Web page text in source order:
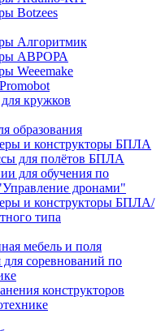
Botzees
Алгоритмик
АВРОРА
Weeemake
кружков
образования
и конструкторы БПЛА
для полётов БПЛА
для обучения по
дронами"
и конструкторы БПЛА/
типа
мебель и поля
соревнований по
конструкторов